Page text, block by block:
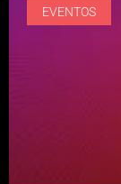
EVENTOS